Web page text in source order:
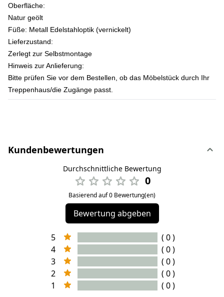
Oberfläche:
Natur geölt
Füße: Metall Edelstahloptik (vernickelt)
Lieferzustand:
Zerlegt zur Selbstmontage
Hinweis zur Anlieferung:
Bitte prüfen Sie vor dem Bestellen, ob das Möbelstück durch Ihr
Treppenhaus/die Zugänge passt.
Kundenbewertungen
Durchschnittliche Bewertung
0
Basierend auf 0 Bewertung(en)
Bewertung abgeben
5
( 0 )
4
( 0 )
3
( 0 )
2
( 0 )
1
( 0 )